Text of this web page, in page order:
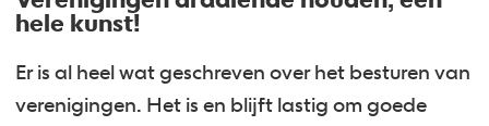
hele kunst!
Er is al heel wat geschreven over het besturen van
verenigingen. Het is en blijft lastig om goede